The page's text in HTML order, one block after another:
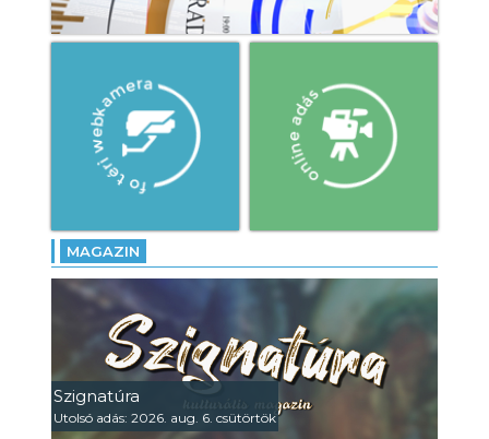
MAGAZIN
Szignatúra
Utolsó adás: 2026. aug. 6. csütörtök